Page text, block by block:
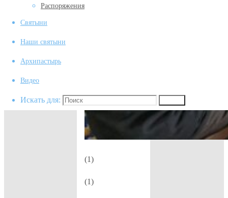
Распоряжения
Святыни
Наши святыни
Архипастырь
Видео
Искать для:
(1)
(1)